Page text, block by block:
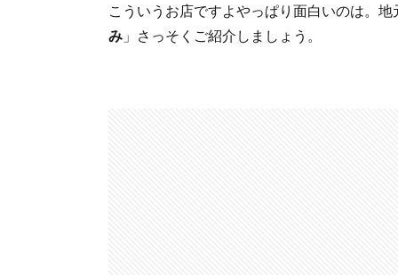
こういうお店ですよやっぱり面白いのは。
み 」さっそくご紹介しましょう。